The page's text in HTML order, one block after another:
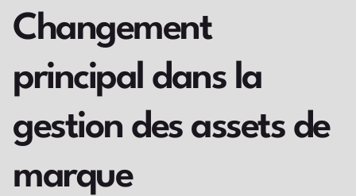
Changement
principal dans la
gestion des assets de
marque